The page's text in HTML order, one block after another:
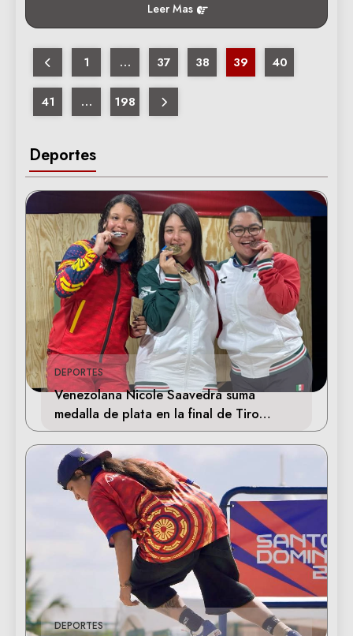
Deportes
DEPORTES
Venezolana Nicole Saavedra suma
medalla de plata en la final de Tiro
Deportivo
DEPORTES
Leer Mas
1 … 37 38 39 40
41 … 198